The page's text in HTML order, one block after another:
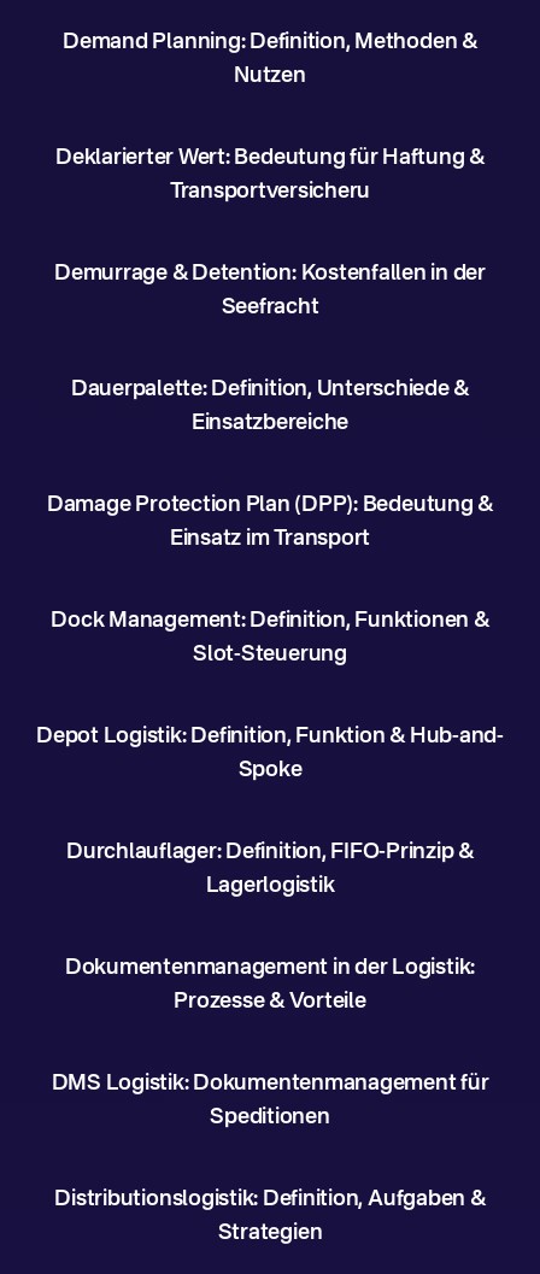
Demand Planning: Definition, Methoden &
Nutzen
Deklarierter Wert: Bedeutung für Haftung &
Transportversicheru
Demurrage & Detention: Kostenfallen in der
Seefracht
Dauerpalette: Definition, Unterschiede &
Einsatzbereiche
Damage Protection Plan (DPP): Bedeutung &
Einsatz im Transport
Dock Management: Definition, Funktionen &
Slot-Steuerung
Depot Logistik: Definition, Funktion & Hub-and-
Spoke
Durchlauflager: Definition, FIFO-Prinzip &
Lagerlogistik
Dokumentenmanagement in der Logistik:
Prozesse & Vorteile
DMS Logistik: Dokumentenmanagement für
Speditionen
Distributionslogistik: Definition, Aufgaben &
Strategien